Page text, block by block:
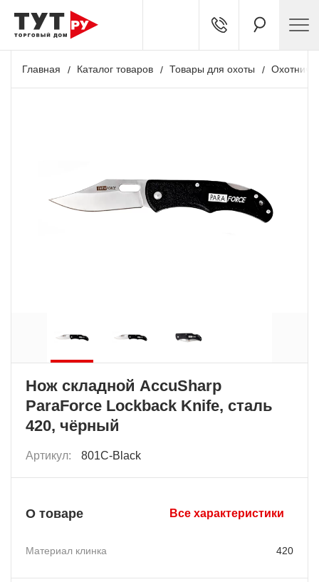
Главная Каталог товаров Товары для охоты
Нож складной AccuSharp
ParaForce Lockback Knife, сталь
420, чёрный
Артикул: 801C-Black
О товаре Все характеристики
Материал клинка 420